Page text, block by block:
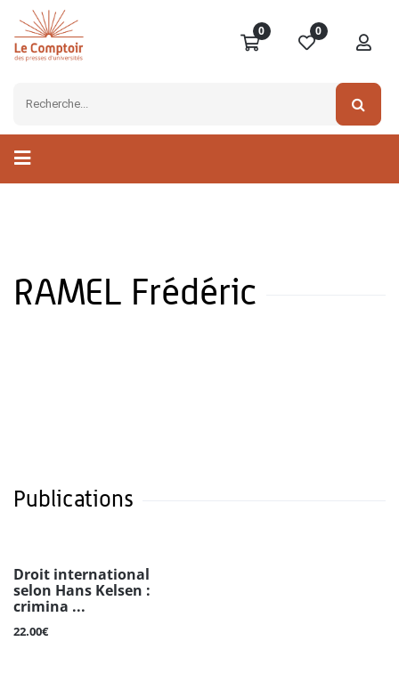
0 0
RAMEL Frédéric
Publications
Droit international
selon Hans Kelsen :
crimina ...
22.00€